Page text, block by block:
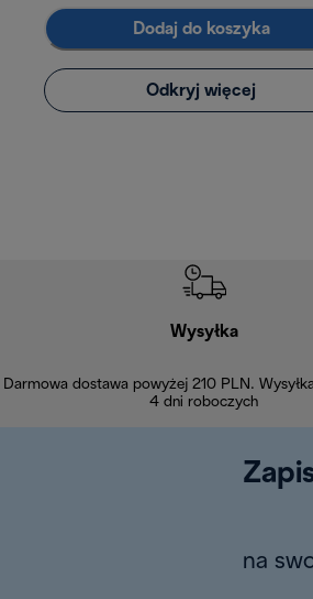
Dodaj do koszyka
Odkryj więcej
Wysyłka
Darmowa dostawa powyżej 210 PLN.
4 dni roboczych
na